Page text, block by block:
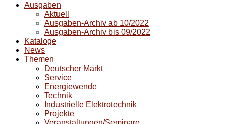
Ausgaben
Aktuell
Ausgaben-Archiv ab 10/2022
Ausgaben-Archiv bis 09/2022
Kataloge
News
Themen
Deutscher Markt
Service
Energiewende
Technik
Industrielle Elektrotechnik
Projekte